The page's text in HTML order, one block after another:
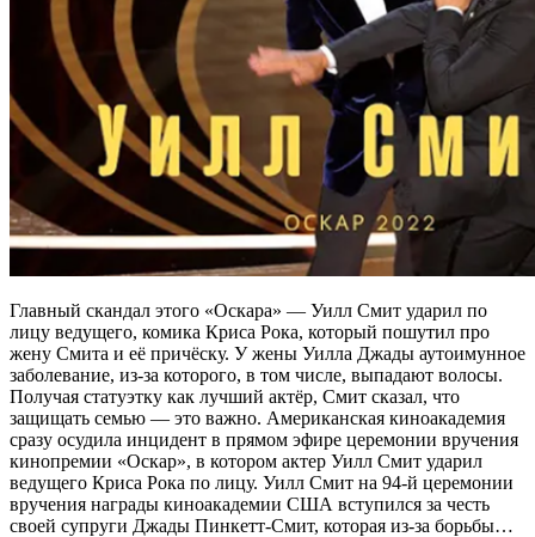
Главный скандал этого «Оскара» — Уилл Смит ударил по
лицу ведущего, комика Криса Рока, который пошутил про
жену Смита и её причёску. У жены Уилла Джады аутоимунное
заболевание, из-за которого, в том числе, выпадают волосы.
Получая статуэтку как лучший актёр, Смит сказал, что
защищать семью — это важно. Американская киноакадемия
сразу осудила инцидент в прямом эфире церемонии вручения
кинопремии «Оскар», в котором актер Уилл Смит ударил
ведущего Криса Рока по лицу. Уилл Смит на 94-й церемонии
вручения награды киноакадемии США вступился за честь
своей супруги Джады Пинкетт-Смит, которая из-за борьбы…